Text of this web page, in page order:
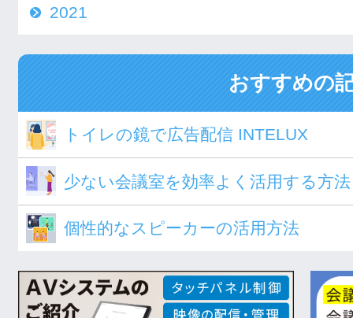
2021
おすすめの
トイレの鏡で広告配信 INTELUX
少ない会議室を効率よく活用する方法
個性的なスピーカーの活用方法